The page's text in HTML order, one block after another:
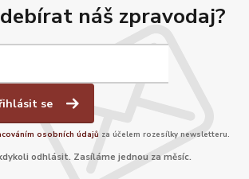
náš zpravodaj?
se
osobních údajů za účelem rozesílky newsletteru.
odhlásit. Zasíláme jednou za měsíc.